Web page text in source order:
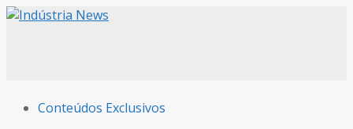
Conteúdos Exclusivos